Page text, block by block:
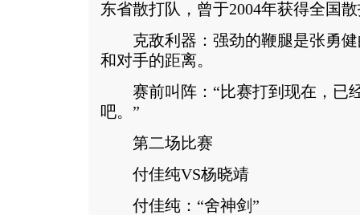
东省散打队，曾于2004年获得全国
克敌利器：强劲的鞭腿是张勇健
和对手的距离。
赛前叫阵：“比赛打到现在，已
吧。”
第二场比赛
付佳纯VS杨晓靖
付佳纯：“舍神剑”